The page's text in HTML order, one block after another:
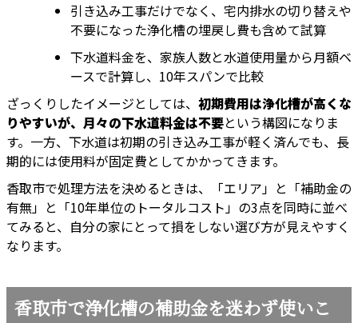
引き込み工事だけでなく、宅内排水の切り替えや
不要になった浄化槽の埋戻し費も含めて試算
下水道料金を、家族人数と水道使用量から月額ベ
ースで計算し、10年スパンで比較
ざっくりしたイメージとしては、 初期費用は浄化槽が高くな
りやすいが、月々の下水道料金は不要という構図になりま
す。一方、下水道は初期の引き込み工事が軽く済んでも、長
期的には使用料が固定費としてかかってきます。
香取市で処理方法を決めるときは、「エリア」と「補助金の
有無」と「10年単位のトータルコスト」の3点を同時に並べ
てみると、自分の家にとって損をしない選び方が見えやすく
なります。
香取市で浄化槽の補助金を迷わず使いこ